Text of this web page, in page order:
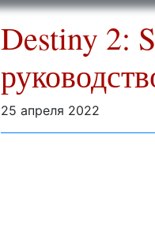
Destiny 2:
25 апреля 2022